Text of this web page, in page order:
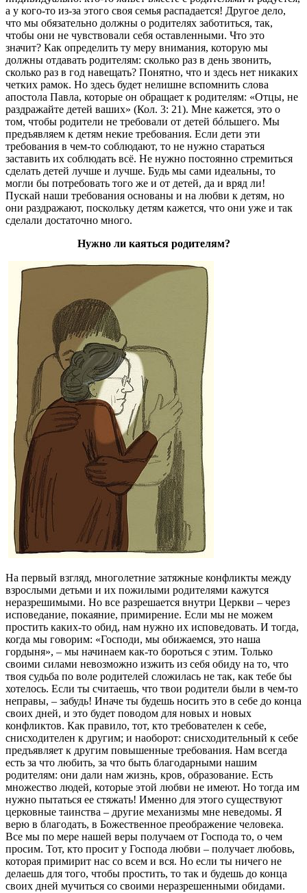
а у кого-то из-за этого своя семья распадается! Другое дело,
что мы обязательно должны о родителях заботиться, так,
чтобы они не чувствовали себя оставленными. Что это
значит? Как определить ту меру внимания, которую мы
должны отдавать родителям: сколько раз в день звонить,
сколько раз в год навещать? Понятно, что и здесь нет никаких
четких рамок. Но здесь будет нелишне вспомнить слова
апостола Павла, которые он обращает к родителям: «Отцы, не
раздражайте детей ваших» (Кол. 3: 21). Мне кажется, это о
том, чтобы родители не требовали от детей бóльшего. Мы
предъявляем к детям некие требования. Если дети эти
требования в чем-то соблюдают, то не нужно стараться
заставить их соблюдать всё. Не нужно постоянно стремиться
сделать детей лучше и лучше. Будь мы сами идеальны, то
могли бы потребовать того же и от детей, да и вряд ли!
Пускай наши требования основаны и на любви к детям, но
они раздражают, поскольку детям кажется, что они уже и так
сделали достаточно много.
Нужно ли каяться родителям?
На первый взгляд, многолетние затяжные конфликты между
взрослыми детьми и их пожилыми родителями кажутся
неразрешимыми. Но все разрешается внутри Церкви ‒ через
исповедание, покаяние, примирение. Если мы не можем
простить каких-то обид, нам нужно их исповедовать. И тогда,
когда мы говорим: «Господи, мы обижаемся, это наша
гордыня», ‒ мы начинаем как-то бороться с этим. Только
своими силами невозможно изжить из себя обиду на то, что
твоя судьба по воле родителей сложилась не так, как тебе бы
хотелось. Если ты считаешь, что твои родители были в чем-то
неправы, ‒ забудь! Иначе ты будешь носить это в себе до конца
своих дней, и это будет поводом для новых и новых
конфликтов. Как правило, тот, кто требователен к себе,
снисходителен к другим; и наоборот: снисходительный к себе
предъявляет к другим повышенные требования. Нам всегда
есть за что любить, за что быть благодарными нашим
родителям: они дали нам жизнь, кров, образование. Есть
множество людей, которые этой любви не имеют. Но тогда им
нужно пытаться ее стяжать! Именно для этого существуют
церковные таинства – другие механизмы мне неведомы. Я
верю в благодать, в Божественное преображение человека.
Все мы по мере нашей веры получаем от Господа то, о чем
просим. Тот, кто просит у Господа любви – получает любовь,
которая примирит нас со всем и вся. Но если ты ничего не
делаешь для того, чтобы простить, то так и будешь до конца
своих дней мучиться со своими неразрешенными обидами.